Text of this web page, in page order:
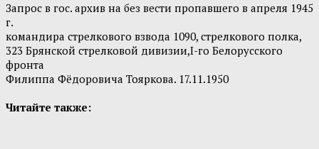
Запрос в гос. архив на без вести пропавшего в апреля 1945
г.
командира стрелкового взвода 1090, стрелкового полка,
323 Брянской стрелковой дивизии,I-го Белорусского
фронта
Филиппа Фёдоровича Тояркова. 17.11.1950
Читайте также: